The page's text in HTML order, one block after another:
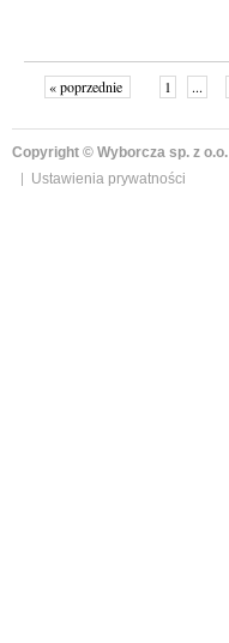
« poprzednie 1 ...
Copyright © Wyborcza sp. z o.o.
Ustawienia prywatności